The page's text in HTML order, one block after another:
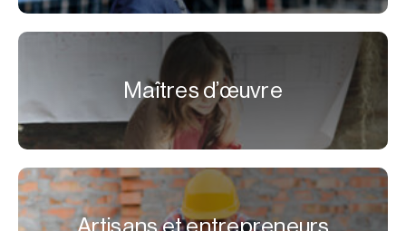
Maîtres d’œuvre
Artisans et entrepreneurs